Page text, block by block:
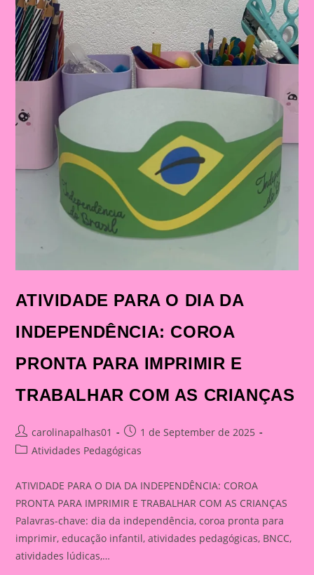
ATIVIDADE PARA O DIA DA
INDEPENDÊNCIA: COROA
PRONTA PARA IMPRIMIR E
TRABALHAR COM AS CRIANÇAS
Post
author:
carolinapalhas01
Post
published:
1 de September de 2025
PostAtividades Pedagógicas
ATIVIDADE PARA O DIA DA INDEPENDÊNCIA: COROA
PRONTA PARA IMPRIMIR E TRABALHAR COM AS CRIANÇAS
Palavras-chave: dia da independência, coroa pronta para
imprimir, educação infantil, atividades pedagógicas, BNCC,
atividades lúdicas,…